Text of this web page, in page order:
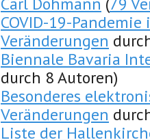
COVID-19-
Veränderungen
Biennale Bavaria
durch 8 Autoren)
Besonderes
Veränderungen
Liste der